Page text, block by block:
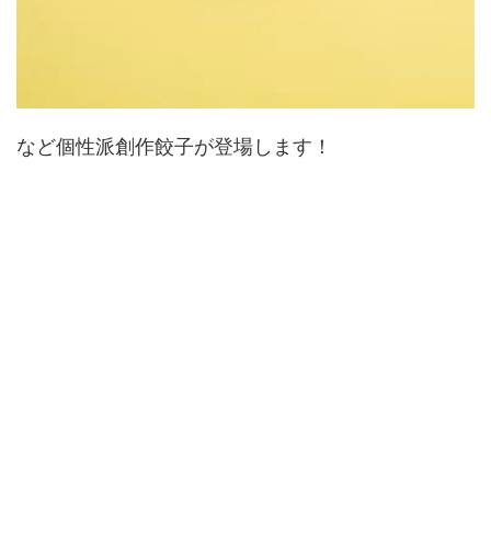
など個性派創作餃子が登場します！